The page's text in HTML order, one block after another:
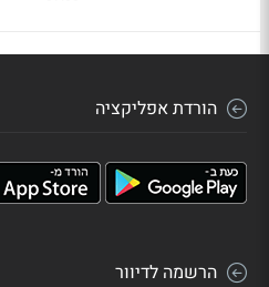
הורדת אפליקציה
הרשמה לדיוור